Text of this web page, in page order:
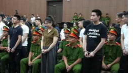
vải thiều. (Ảnh: TTXVN)
Huy, Phó Chi cục
cửa khẩu Lào Cai, Cục
cho biết tính từ đầu năm